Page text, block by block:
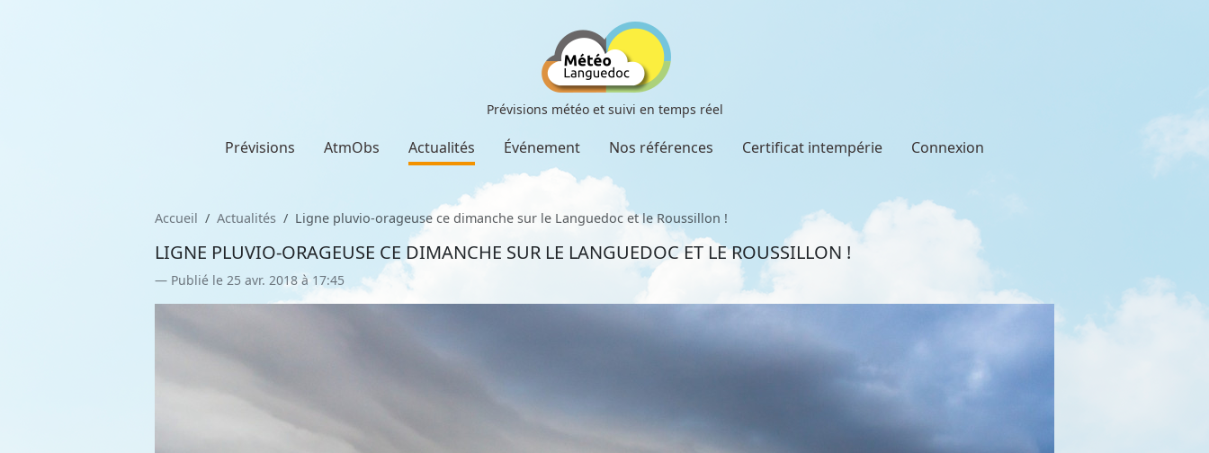
Prévisions météo et suivi en temps réel
Prévisions AtmObs Actualités Événement Nos références Certificat intempérie Connexion
Accueil Actualités Ligne pluvio-orageuse ce dimanche sur le Languedoc et le Roussillon !
LIGNE PLUVIO-ORAGEUSE CE DIMANCHE SUR LE LANGUEDOC ET LE ROUSSILLON !
Publié le 25 avr. 2018 à 17:45